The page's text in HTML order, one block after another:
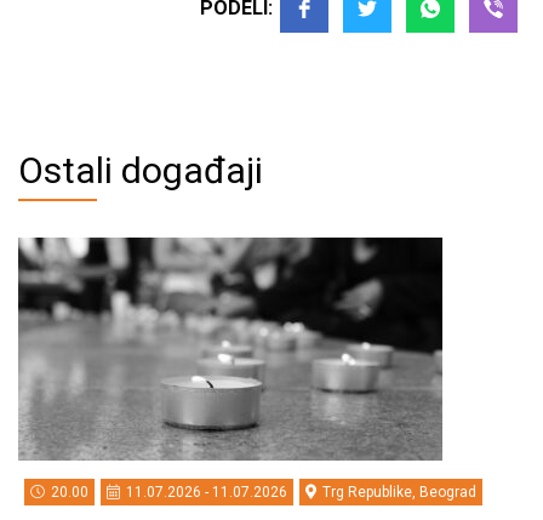
PODELI:
Ostali događaji
20.00 11.07.2026 - 11.07.2026 Trg Republike, Beograd